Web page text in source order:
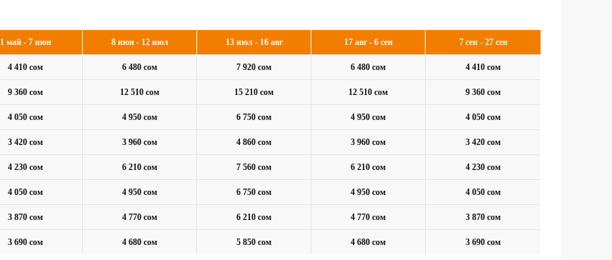
1 май - 7 июн 8 июн - 12 июл 13 июл - 16 авг 17 авг - 6 сен 7 сен - 27 сен
4 410 сом 6 480 сом 7 920 сом 6 480 сом 4 410 сом
9 360 сом 12 510 сом 15 210 сом 12 510 сом 9 360 сом
4 050 сом 4 950 сом 6 750 сом 4 950 сом 4 050 сом
3 420 сом 3 960 сом 4 860 сом 3 960 сом 3 420 сом
4 230 сом 6 210 сом 7 560 сом 6 210 сом 4 230 сом
4 050 сом 4 950 сом 6 750 сом 4 950 сом 4 050 сом
3 870 сом 4 770 сом 6 210 сом 4 770 сом 3 870 сом
3 690 сом 4 680 сом 5 850 сом 4 680 сом 3 690 сом